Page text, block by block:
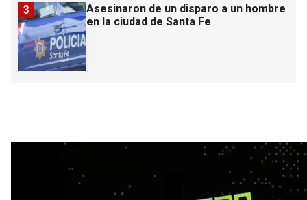
Asesinaron de un disparo a un hombre
en la ciudad de Santa Fe
3